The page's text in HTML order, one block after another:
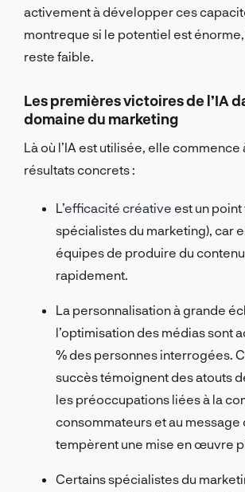
activement à développer ces
montreque si le potentiel est
reste faible.
Les premières victoires de l’IA
domaine du marketing
Là où l’IA est utilisée, elle
résultats concrets :
L’efficacité créative est un point
spécialistes du marketing), car
équipes de produire du
rapidement.
La personnalisation à grande
l’optimisation des médiassont
% des personnes interrogées.
succès témoignent des atouts
les préoccupations liées à la
consommateurs et au message
tempèrent une mise en œuvre
Certains spécialistes du